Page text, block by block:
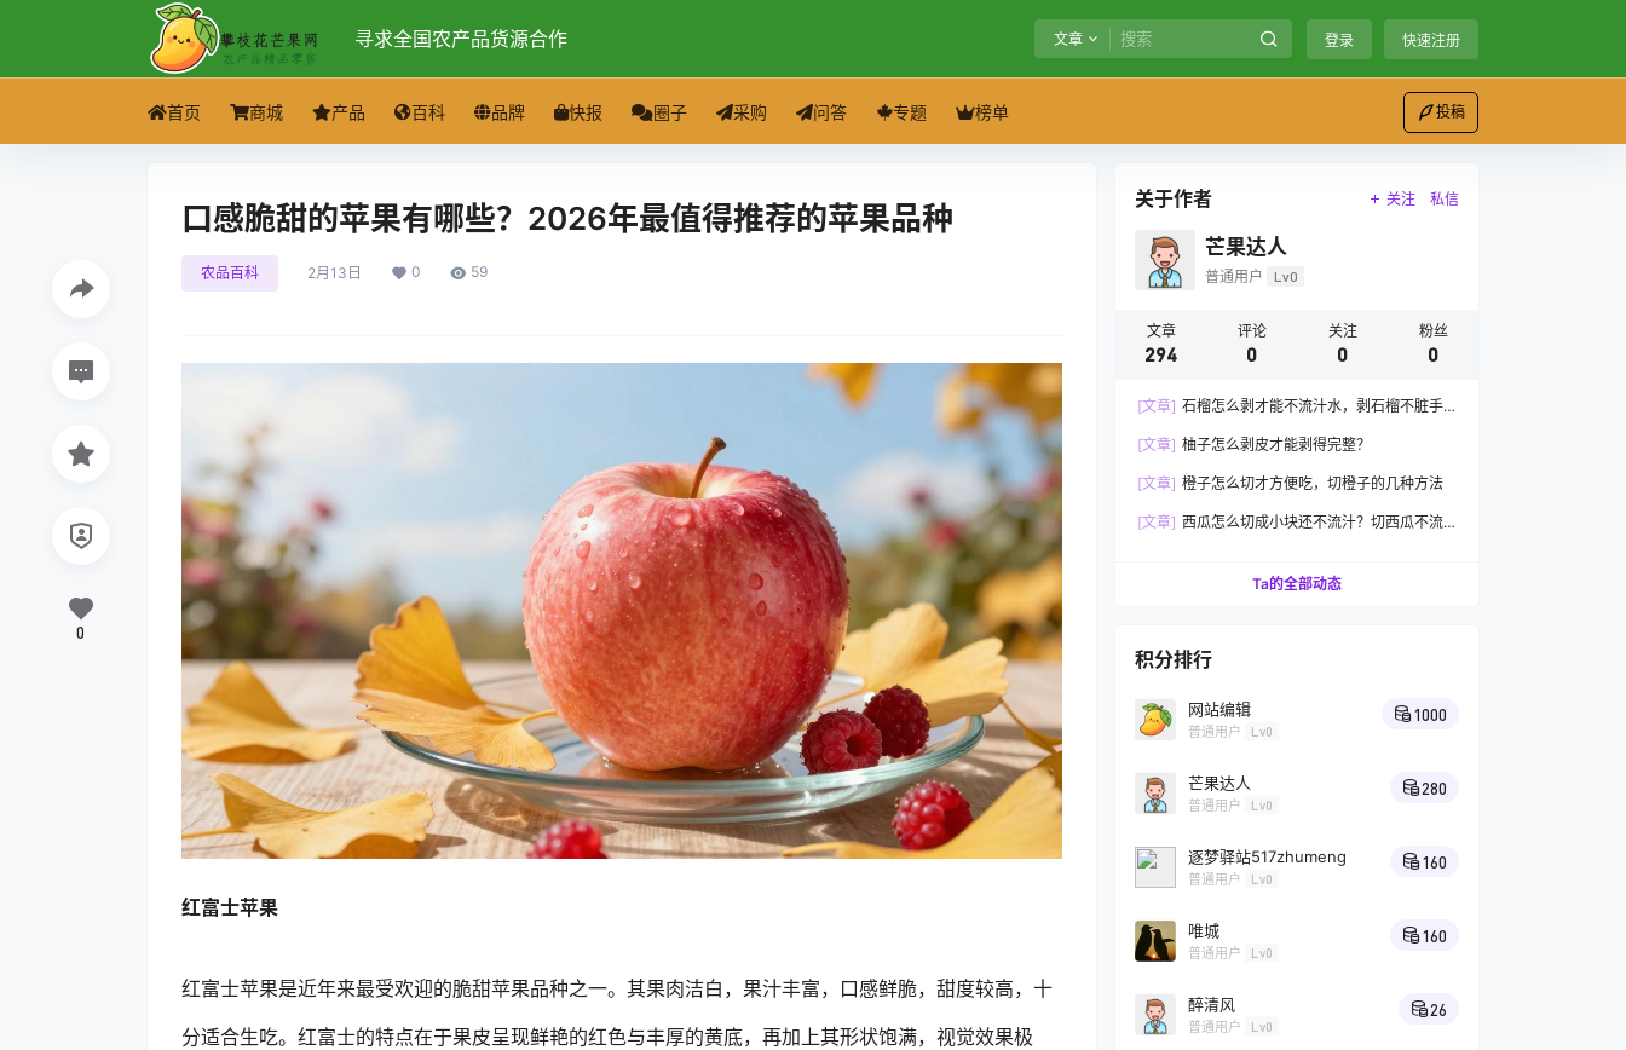
寻求全国农产品货源合作 文章 登录 快速注册
首页 商城 产品 百科 品牌 快报 圈子 采购 问答 专题 榜单 投稿
口感脆甜的苹果有哪些？2026年最值得推荐的苹果品种
农品百科 2月13日 0 59
红富士苹果
红富士苹果是近年来最受欢迎的脆甜苹果品种之一。其果肉洁白，果汁丰富，口感鲜脆，甜度较高，十
分适合生吃。红富士的特点在于果皮呈现鲜艳的红色与丰厚的黄底，再加上其形状饱满，视觉效果极
0
关于作者 关注 私信
芒果达人
普通用户 Lv0
文章
294
评论
0
关注
0
粉丝
0
[文章] 石榴怎么剥才能不流汁水，剥石榴不脏手
[文章] 柚子怎么剥皮才能剥得完整？
[文章] 橙子怎么切才方便吃，切橙子的几种方法
[文章] 西瓜怎么切成小块还不流汁？切西瓜不流
Ta的全部动态
积分排行
网站编辑
普通用户 Lv0
1000
芒果达人
普通用户 Lv0
280
逐梦驿站517zhumeng
普通用户 Lv0
160
唯城
普通用户 Lv0
160
醉清风
普通用户 Lv0
26